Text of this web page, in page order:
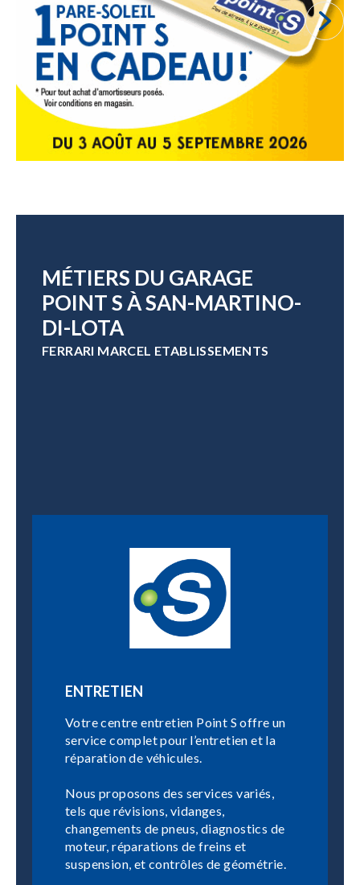
MÉTIERS DU GARAGE
POINT S À SAN-MARTINO-
DI-LOTA
FERRARI MARCEL ETABLISSEMENTS
ENTRETIEN
Votre centre entretien Point S offre un
service complet pour l’entretien et la
réparation de véhicules.
Nous proposons des services variés,
tels que révisions, vidanges,
changements de pneus, diagnostics de
moteur, réparations de freins et
suspension, et contrôles de géométrie.